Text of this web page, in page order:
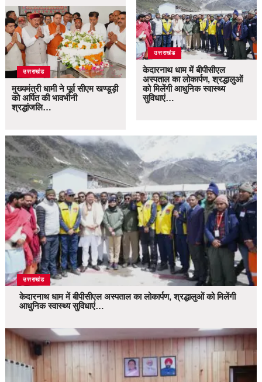
उत्तराखंड
मुख्यमंत्री धामी ने पूर्व सीएम खण्डूड़ी
को अर्पित की भावभीनी
श्रद्धांजलि…
उत्तराखंड
केदारनाथ धाम में बीपीसीएल
अस्पताल का लोकार्पण, श्रद्धालुओं
को मिलेंगी आधुनिक स्वास्थ्य
सुविधाएं…
उत्तराखंड
केदारनाथ धाम में बीपीसीएल अस्पताल का लोकार्पण, श्रद्धालुओं को मिलेंगी
आधुनिक स्वास्थ्य सुविधाएं…